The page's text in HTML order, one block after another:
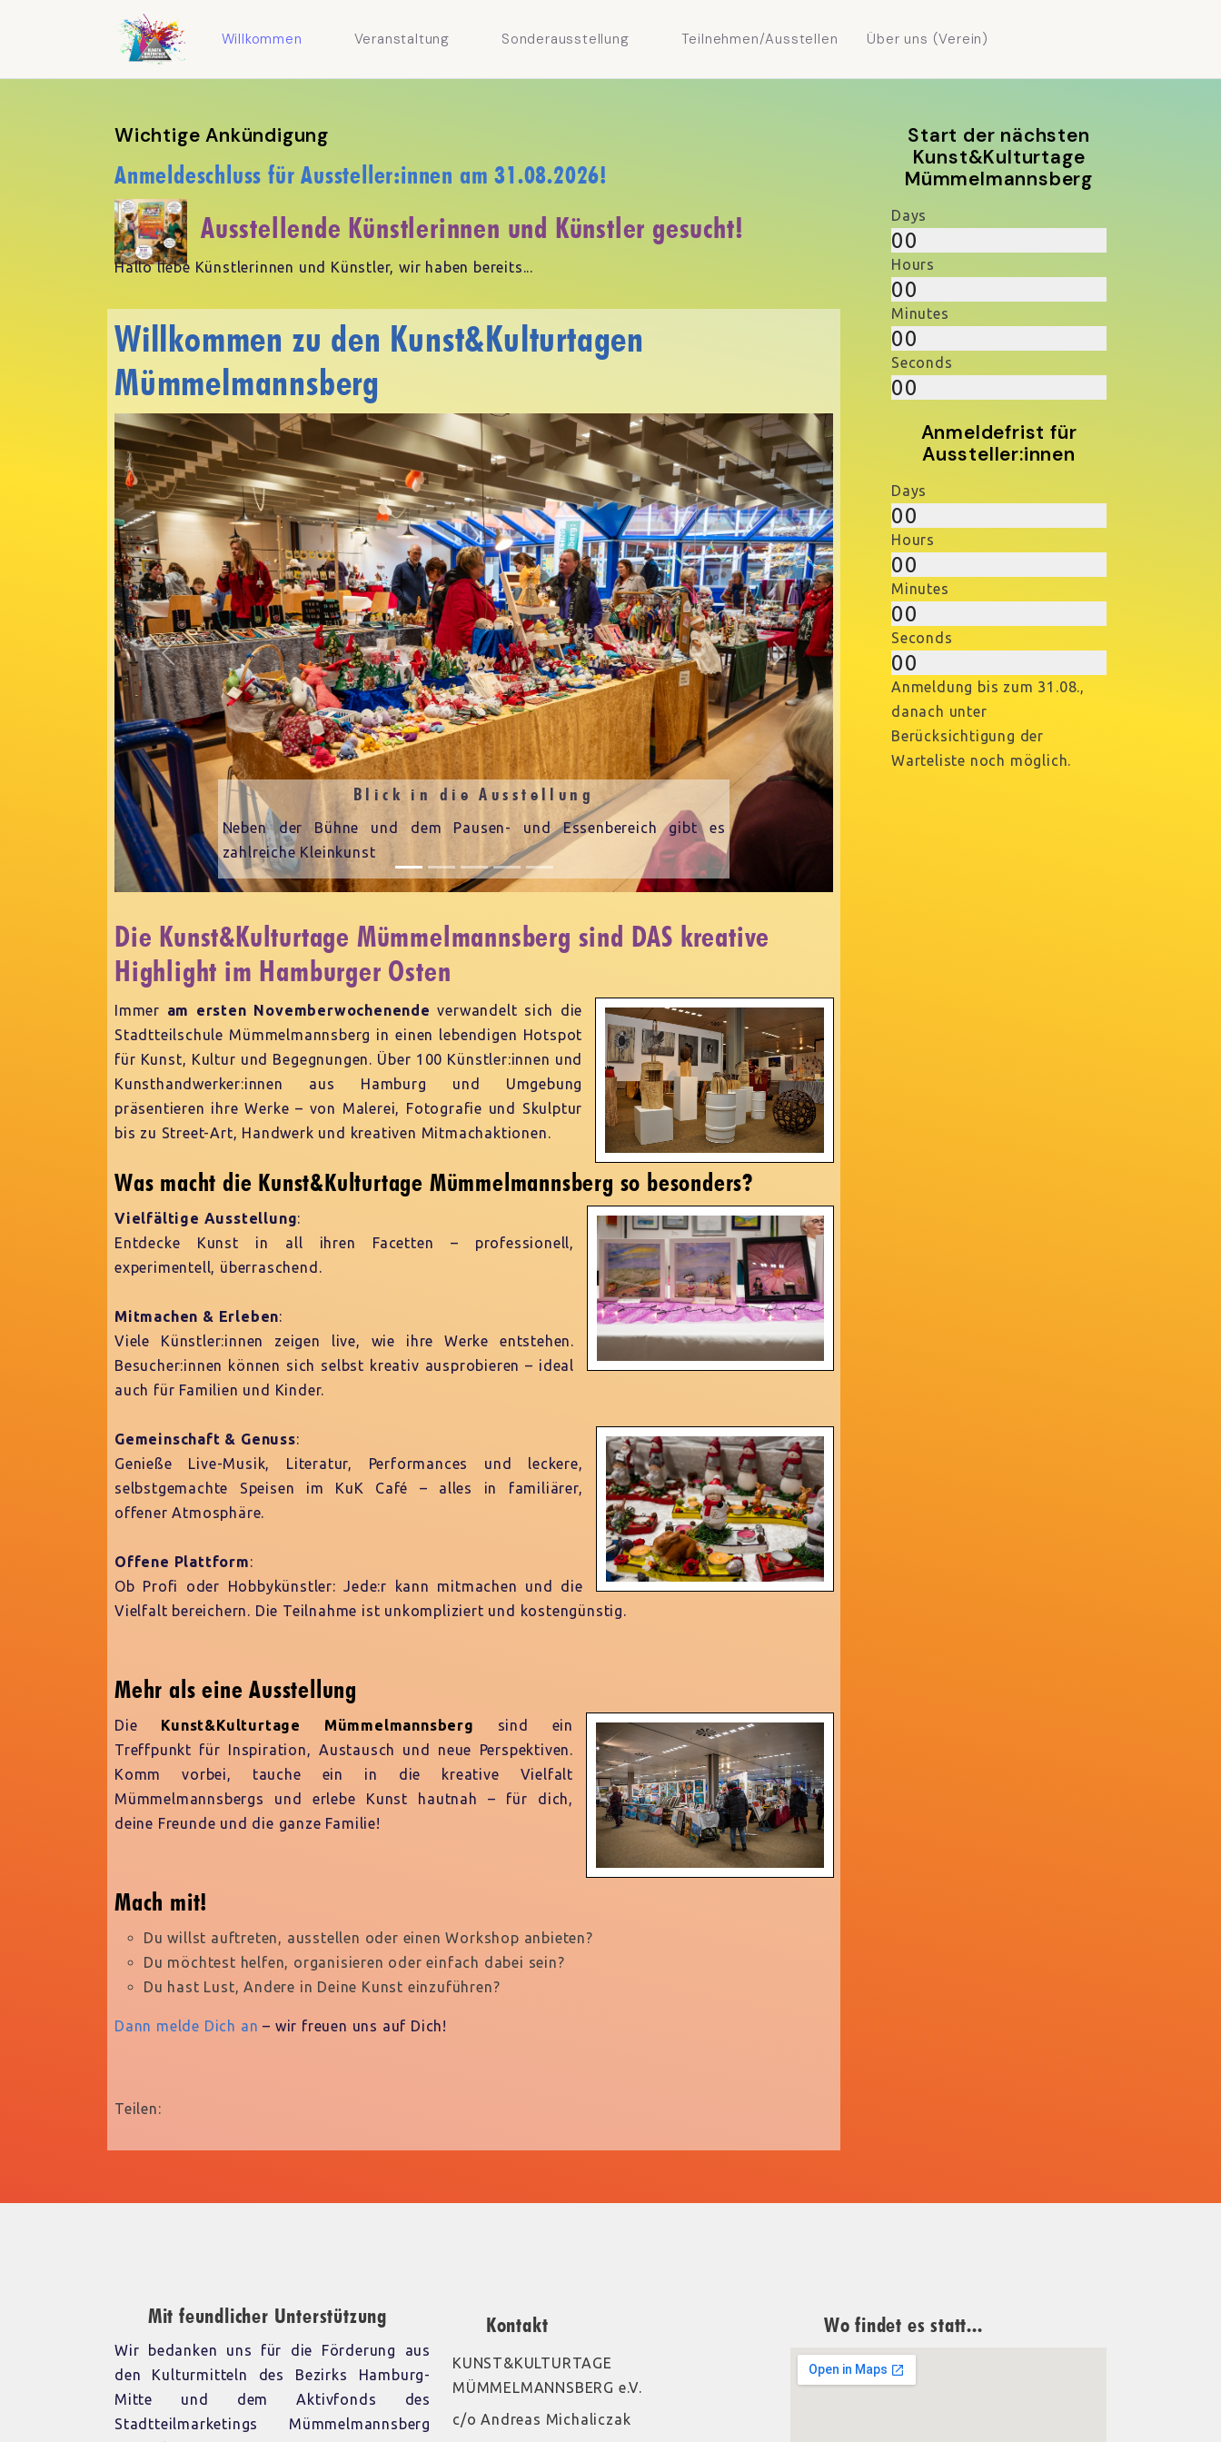
Willkommen Veranstaltung Sonderausstellung Teilnehmen/Ausstellen Über uns (Verein)
Wichtige Ankündigung
Anmeldeschluss für Aussteller:innen am 31.08.2026!
Ausstellende Künstlerinnen und Künstler gesucht!
Hallo liebe Künstlerinnen und Künstler, wir haben bereits...
Willkommen zu den Kunst&Kulturtagen
Mümmelmannsberg
in die Ausstellung
und dem Pausen- und Essenbereich gibt es
Blick in die Ausstellung
Auf der großen Fläche gibt es Bilder, Fotografien, Kleinkunst,
Skulpturen. Literatur u.v.m.
Zurück Weiter
Die Kunst&Kulturtage Mümmelmannsberg sind DAS kreative
Highlight im Hamburger Osten
Immer am ersten Novemberwochenendeverwandelt sich die
Stadtteilschule Mümmelmannsberg in einen lebendigen Hotspot
für Kunst, Kultur und Begegnungen. Über 100 Künstler:innen und
Kunsthandwerker:innen aus Hamburg und Umgebung
präsentieren ihre Werke – von Malerei, Fotografie und Skulptur
bis zu Street-Art, Handwerk und kreativen Mitmachaktionen.
Was macht die Kunst&Kulturtage Mümmelmannsberg so besonders?
Vielfältige Ausstellung:
Entdecke Kunst in all ihren Facetten – professionell,
experimentell, überraschend.
Mitmachen & Erleben:
Viele Künstler:innen zeigen live, wie ihre Werke entstehen.
Besucher:innen können sich selbst kreativ ausprobieren – ideal
auch für Familien und Kinder.
Gemeinschaft & Genuss:
Genieße Live-Musik, Literatur, Performances und leckere,
selbstgemachte Speisen im KuK Café – alles in familiärer,
offener Atmosphäre.
Offene Plattform:
Ob Profi oder Hobbykünstler: Jede:r kann mitmachen und die
Vielfalt bereichern. Die Teilnahme ist unkompliziert und kostengünstig.
Mehr als eine Ausstellung
Die Kunst&Kulturtage Mümmelmannsberg
sind ein
Treffpunkt für Inspiration, Austausch und neue Perspektiven.
Komm vorbei, tauche ein in die kreative Vielfalt
Mümmelmannsbergs und erlebe Kunst hautnah – für dich,
deine Freunde und die ganze Familie!
Mach mit!
Du willst auftreten, ausstellen oder einen Workshop anbieten?
Du möchtest helfen, organisieren oder einfach dabei sein?
Du hast Lust, Andere in Deine Kunst einzuführen?
Dann melde Dich an – wir freuen uns auf Dich!
Teilen:
Start der nächsten
Kunst&Kulturtage
Mümmelmannsberg
Days
00
Hours
00
Minutes
00
Seconds
00
Anmeldefrist für
Aussteller:innen
Days
00
Hours
00
Minutes
00
Seconds
00
Anmeldung bis zum 31.08.,
danach unter
Berücksichtigung der
Warteliste noch möglich.
Mit feundlicher Unterstützung
Wir bedanken uns für die Förderung aus
den Kulturmitteln des Bezirks Hamburg-
Mitte und dem Aktivfonds des
Stadtteilmarketings Mümmelmannsberg
Kontakt
KUNST&KULTURTAGE
MÜMMELMANNSBERG e.V.
c/o Andreas Michaliczak
Wo findet es statt...